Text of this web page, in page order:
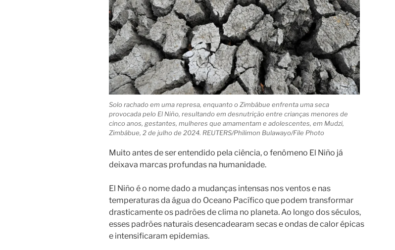
Solo rachado em uma represa, enquanto o Zimbábue enfrenta uma seca
provocada pelo El Niño, resultando em desnutrição entre crianças menores de
cinco anos, gestantes, mulheres que amamentam e adolescentes, em Mudzi,
Zimbábue, 2 de julho de 2024. REUTERS/Philimon Bulawayo/File Photo
Muito antes de ser entendido pela ciência, o fenômeno El Niño já
deixava marcas profundas na humanidade.
El Niño é o nome dado a mudanças intensas nos ventos e nas
temperaturas da água do Oceano Pacífico que podem transformar
drasticamente os padrões de clima no planeta. Ao longo dos séculos,
esses padrões naturais desencadearam secas e ondas de calor épicas
e intensificaram epidemias.